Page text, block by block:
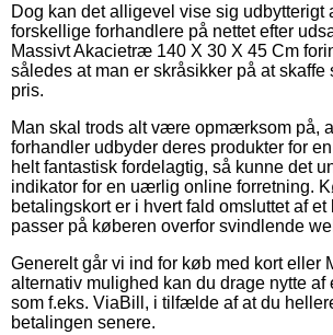
Dog kan det alligevel vise sig udbytterigt
forskellige forhandlere på nettet efter
Massivt Akacietræ 140 X 30 X 45 Cm
således at man er skråsikker på at skaffe
pris.
Man skal trods alt være opmærksom på,
forhandler udbyder deres produkter for
helt fantastisk fordelagtig, så kunne det
indikator for en uærlig online forretning.
betalingskort er i hvert fald omsluttet af et
passer på køberen overfor svindlende
Generelt går vi ind for køb med kort eller
alternativ mulighed kan du drage nytte af
som f.eks. ViaBill, i tilfælde af at du
betalingen senere.